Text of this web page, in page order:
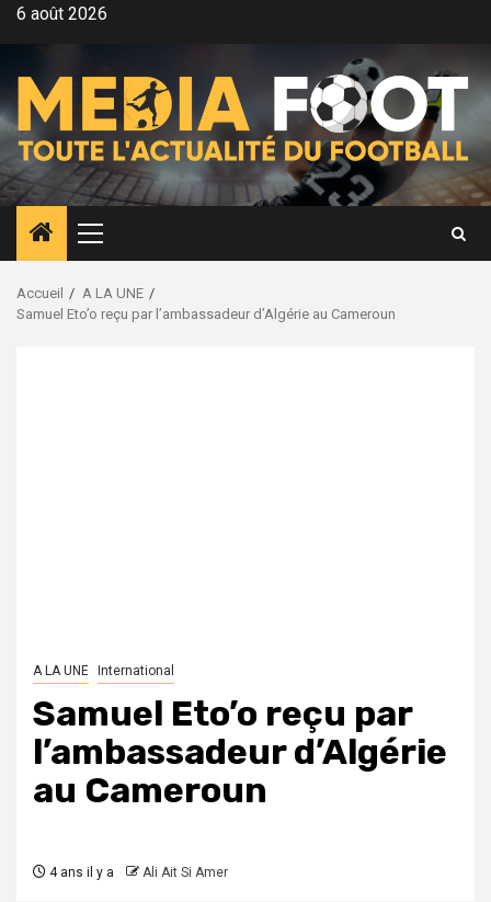
Aller6 août 2026
Menu
principal
Accueil
A LA UNE
Samuel Eto’o reçu par l’ambassadeur d’Algérie au Cameroun
A LA UNE International
Samuel Eto’o reçu par
l’ambassadeur d’Algérie
au Cameroun
4 ans il y a Ali Ait Si Amer